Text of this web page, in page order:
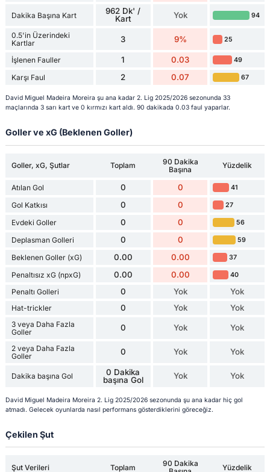
Dakika Başına Kart
962 Dk' /
Kart
Yok 94
0.5'in Üzerindeki
Kartlar
3 9% 25
İşlenen Fauller 1 0.03 49
Karşı Faul 2 0.07 67
David Miguel Madeira Moreira şu ana kadar 2. Lig 2025/2026 sezonunda 33
maçlarında 3 sarı kart ve 0 kırmızı kart aldı. 90 dakikada 0.03 faul yaparlar.
Goller ve xG (Beklenen Goller)
Goller, xG, Şutlar Toplam
90 Dakika
Başına
Yüzdelik
Atılan Gol 0 0 41
Gol Katkısı 0 0 27
Evdeki Goller 0 0 56
Deplasman Golleri 0 0 59
Beklenen Goller (xG) 0.00 0.00 37
Penaltısız xG (npxG) 0.00 0.00 40
Penaltı Golleri 0 Yok Yok
Hat-trickler 0 Yok Yok
3 veya Daha Fazla
Goller
0 Yok Yok
2 veya Daha Fazla
Goller
0 Yok Yok
Dakika başına Gol
0 Dakika
başına Gol
Yok Yok
David Miguel Madeira Moreira 2. Lig 2025/2026 sezonunda şu ana kadar hiç gol
atmadı. Gelecek oyunlarda nasıl performans gösterdiklerini göreceğiz.
Çekilen Şut
Şut Verileri Toplam
90 Dakika
Yüzdelik